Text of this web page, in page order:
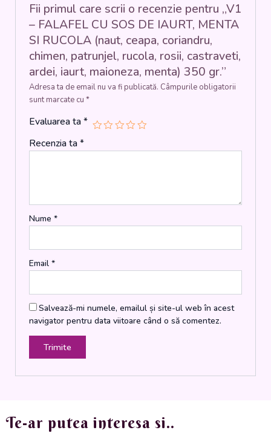
coriandru,
chimen,
patrunjel,
castraveti,
maioneza,
menta)
Fii primul care scrii o recenzie pentru „V1
– FALAFEL CU SOS DE IAURT, MENTA
SI RUCOLA (naut, ceapa, coriandru,
chimen, patrunjel, rucola, rosii, castraveti,
ardei, iaurt, maioneza, menta) 350 gr.”
Adresa ta de email nu va fi publicată. Câmpurile obligatorii
sunt marcate cu *
Evaluarea ta*
Recenzia ta*
Nume *
Email *
Salvează-mi numele, emailul și site-ul web în acest
navigator pentru data viitoare când o să comentez.
Te-ar putea interesa si..